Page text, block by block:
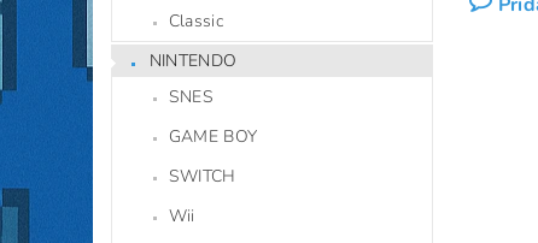
Classic
NINTENDO
SNES
GAME BOY
SWITCH
Wii